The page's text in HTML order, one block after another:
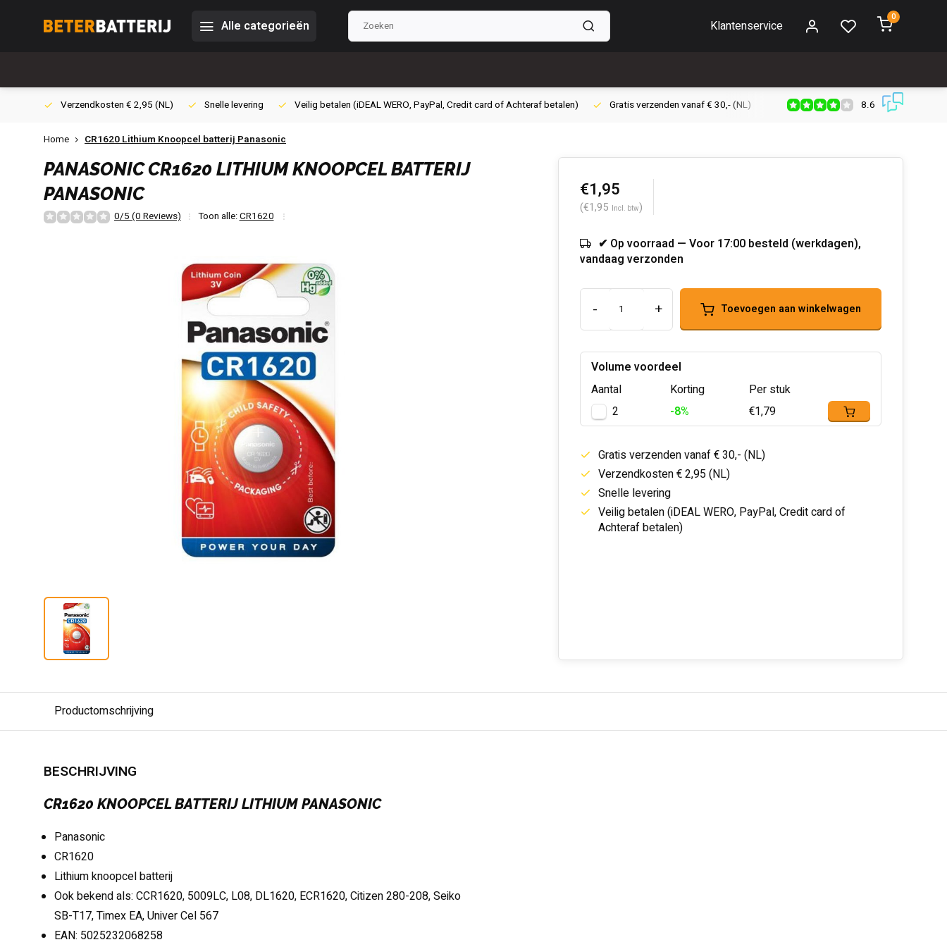
Alle categorieën Klantenservice
0
Verzendkosten € 2,95 (NL) Snelle levering Veilig betalen (iDEAL WERO, PayPal, Credit card of Achteraf betalen) Gratis verzenden vanaf € 30,- (NL) Verzendkosten € 2,95 (NL)
8.6
Home CR1620 Lithium Knoopcel batterij Panasonic
PANASONICCR1620 LITHIUM KNOOPCEL BATTERIJ
PANASONIC
0/5 (0 Reviews) Toon alle:CR1620
€1,95
(€1,95 Incl. btw)
✔ Op voorraad — Voor 17:00 besteld (werkdagen),
vandaag verzonden
- + Toevoegen aan winkelwagen
Volume voordeel
Aantal
Korting
Per stuk
2
-8% €1,79
Gratis verzenden vanaf € 30,- (NL)
Verzendkosten € 2,95 (NL)
Snelle levering
Veilig betalen (iDEAL WERO, PayPal, Credit card of
Achteraf betalen)
Productomschrijving
BESCHRIJVING
CR1620 KNOOPCEL BATTERIJ LITHIUM PANASONIC
Panasonic
CR1620
Lithium knoopcel batterij
Ook bekend als: CCR1620, 5009LC, L08, DL1620, ECR1620, Citizen 280-208, Seiko
SB-T17, Timex EA, Univer Cel 567
EAN: 5025232068258